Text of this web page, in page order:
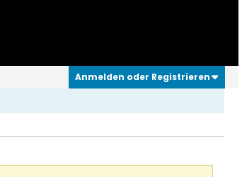
Anmelden oder Registrieren